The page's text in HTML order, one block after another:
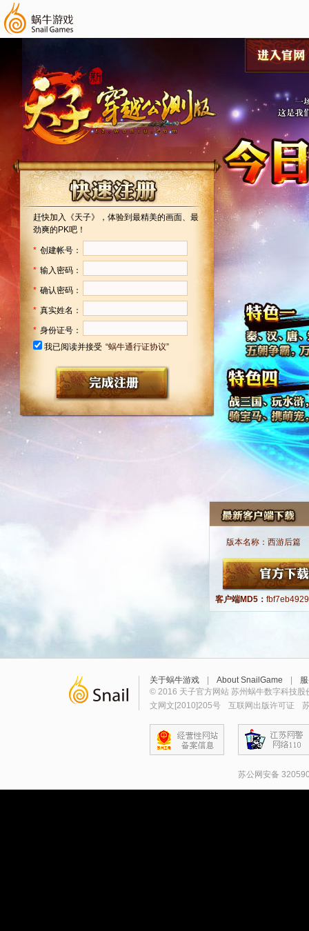
赶快加入《天子》，体验到最精美的画面、最
劲爽的PK吧！
* 创建帐号：
* 输入密码：
* 确认密码：
* 真实姓名：
* 身份证号：
我已阅读并接受 “蜗牛通行证协议”
版本名称： 西游后篇
客户端MD5：
关于蜗牛游戏 About SnailGame
© 2016 天子官方网站 苏州蜗牛数字科技
文网文[2010]205号
互联网出版许可证
苏公网安备